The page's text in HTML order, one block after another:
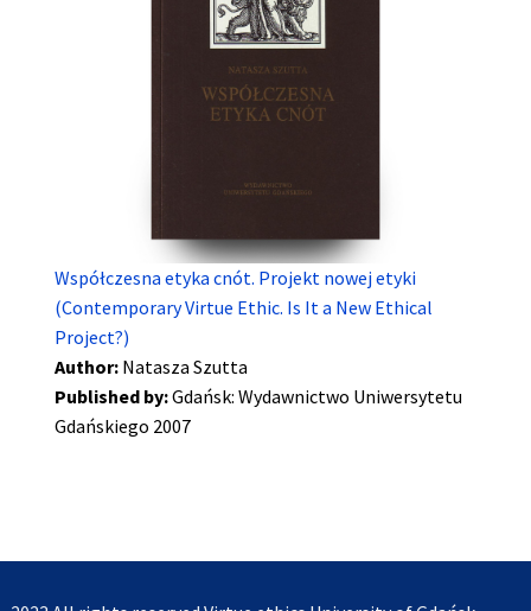
Współczesna etyka cnót. Projekt nowej etyki
(Contemporary Virtue Ethic. Is It a New Ethical
Project?)
Author: Natasza Szutta
Published by:Gdańsk: Wydawnictwo Uniwersytetu
Gdańskiego 2007